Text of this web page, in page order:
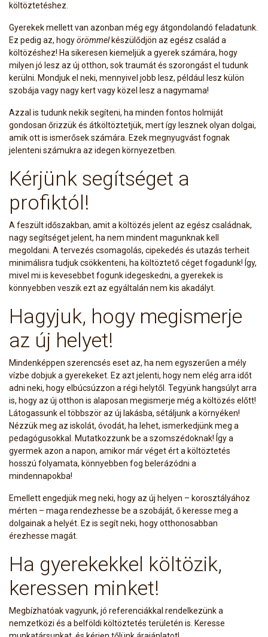
költöztetéshez.
Gyerekek mellett van azonban még egy átgondolandó feladatunk.
Ez pedig az, hogyörömmelkészülődjön az egész család a
költözéshez! Ha sikeresen kiemeljük a gyerek számára, hogy
milyen jó lesz az új otthon, sok traumát és szorongást el tudunk
kerülni. Mondjuk el neki, mennyivel jobb lesz, például lesz külön
szobája vagy nagy kert vagy közel lesz a nagymama!
Azzal is tudunk nekik segíteni, ha minden fontos holmiját
gondosan őrizzük és átköltöztetjük, mert így lesznek olyan dolgai,
amik ott is ismerősek számára. Ezek megnyugvást fognak
jelenteni számukra az idegen környezetben.
Kérjünk segítséget a
profiktól!
A feszült időszakban, amit a költözés jelent az egész családnak,
nagy segítséget jelent, ha nem mindent magunknak kell
megoldani. A tervezés csomagolás, cipekedés és utazás terheit
minimálisra tudjuk csökkenteni, ha költöztető céget fogadunk! Így,
mivel mi is kevesebbet fogunk idegeskedni, a gyerekek is
könnyebben veszik ezt az egyáltalán nem kis akadályt.
Hagyjuk, hogy megismerje
az új helyet!
Mindenképpen szerencsés eset az, ha nem egyszerűen a mély
vízbe dobjuk a gyerekeket. Ez azt jelenti, hogy nem elég arra időt
adni neki, hogy elbúcsúzzon a régi helytől. Tegyünk hangsúlyt arra
is, hogy az új otthon is alaposan megismerje még a költözés előtt!
Látogassunk el többször az új lakásba, sétáljunk a környéken!
Nézzük meg az iskolát, óvodát, ha lehet, ismerkedjünk meg a
pedagógusokkal. Mutatkozzunk be a szomszédoknak! Így a
gyermek azon a napon, amikor már véget ért a költöztetés
hosszú folyamata, könnyebben fog belerázódni a
mindennapokba!
Emellett engedjük meg neki, hogy az új helyen – korosztályához
mérten – maga rendezhesse be a szobáját, ő keresse meg a
dolgainak a helyét. Ez is segít neki, hogy otthonosabban
érezhesse magát.
Ha gyerekekkel költözik,
keressen minket!
Megbízhatóak vagyunk, jó referenciákkal rendelkezünk a
nemzetközi és a belföldi költöztetés területén is. Keresse